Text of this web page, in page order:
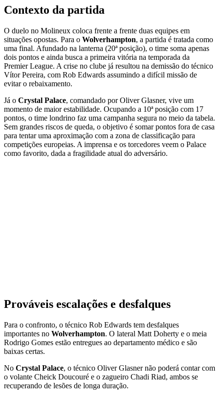
Contexto da partida
O duelo no Molineux coloca frente a frente duas equipes em
situações opostas. Para o Wolverhampton, a partida é tratada como
uma final. Afundado na lanterna (20ª posição), o time soma apenas
dois pontos e ainda busca a primeira vitória na temporada da
Premier League. A crise no clube já resultou na demissão do técnico
Vítor Pereira, com Rob Edwards assumindo a difícil missão de
evitar o rebaixamento.
Já o Crystal Palace, comandado por Oliver Glasner, vive um
momento de maior estabilidade. Ocupando a 10ª posição com 17
pontos, o time londrino faz uma campanha segura no meio da tabela.
Sem grandes riscos de queda, o objetivo é somar pontos fora de casa
para tentar uma aproximação com a zona de classificação para
competições europeias. A imprensa e os torcedores veem o Palace
como favorito, dada a fragilidade atual do adversário.
Prováveis escalações e desfalques
Para o confronto, o técnico Rob Edwards tem desfalques
importantes no Wolverhampton. O lateral Matt Doherty e o meia
Rodrigo Gomes estão entregues ao departamento médico e são
baixas certas.
No Crystal Palace, o técnico Oliver Glasner não poderá contar com
o volante Cheick Doucouré e o zagueiro Chadi Riad, ambos se
recuperando de lesões de longa duração.